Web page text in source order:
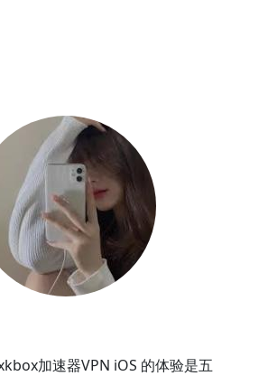
加速器VPN iOS 的体验是五